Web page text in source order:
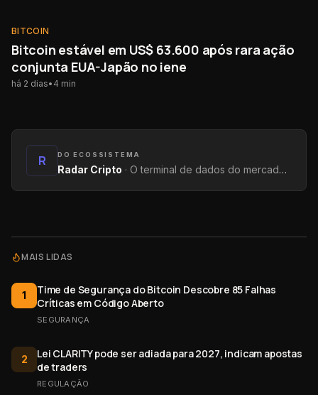
BITCOIN
BITCOIN
Bitcoin estável em US$ 63.600 após rara ação
conjunta EUA-Japão no iene
há 2 dias• 4 min
R DO ECOSSISTEMA
Radar Cripto · O terminal de dados do mercado: métricas on-chain, yields, captações e tendências.
MAIS LIDAS
1
Time de Segurança do Bitcoin Descobre 85 Falhas
Críticas em Código Aberto
SEGURANÇA
2
Lei CLARITY pode ser adiada para 2027, indicam apostas
de traders
REGULAÇÃO